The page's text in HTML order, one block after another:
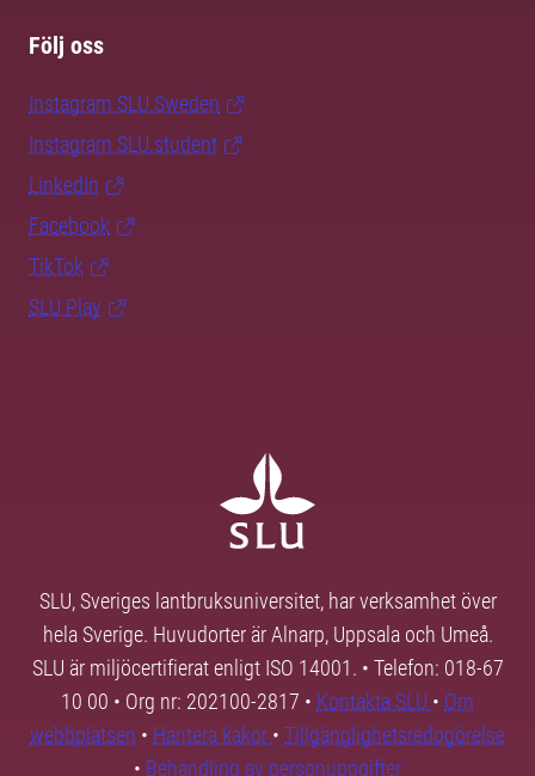
Följ oss
Instagram SLU.Sweden
Instagram SLU.student
LinkedIn
Facebook
TikTok
SLU Play
SLU, Sveriges lantbruksuniversitet, har verksamhet över
hela Sverige. Huvudorter är Alnarp, Uppsala och Umeå.
SLU är miljöcertifierat enligt ISO 14001. • Telefon: 018-67
10 00 • Org nr: 202100-2817 • Kontakta SLU • Om
webbplatsen • Hantera kakor • Tillgänglighetsredogörelse
• Behandling av personuppgifter